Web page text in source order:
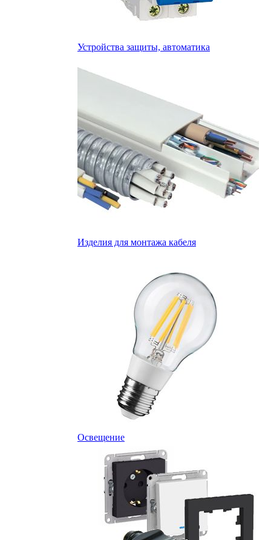
Устройства защиты, автоматика
Изделия для монтажа кабеля
Освещение